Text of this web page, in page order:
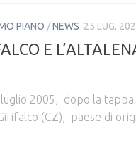
PIANO /NEWS 25 LUG,
E
2005, dopo la
(CZ), paese di